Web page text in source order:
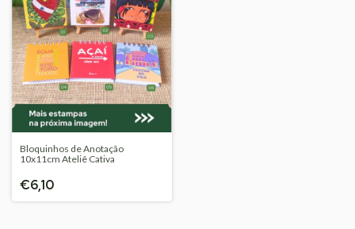
Bloquinhos de Anotação
10x11cm Ateliê Cativa
€6,10